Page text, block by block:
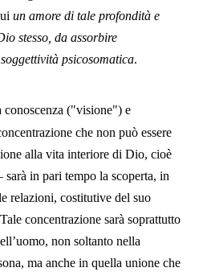
un amore di tale profondità e
stesso, da assorbire
psicosomatica.
conoscenza ("visione") e
che non può essere
alla vita interiore di Dio, cioè
sarà in pari tempo la scoperta, in
relazioni, costitutive del suo
concentrazione sarà soprattutto
non soltanto nella
ma anche in quella unione che